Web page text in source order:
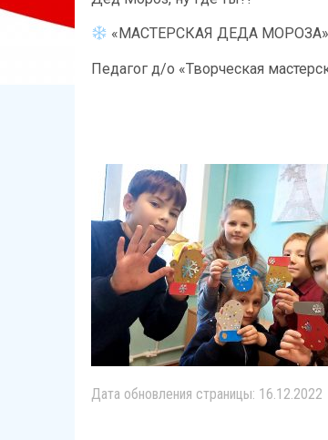
«МАСТЕРСКАЯ ДЕДА МОРОЗА»
Педагог д/о «Творческая
Дата обновления страницы: 16.12.2022